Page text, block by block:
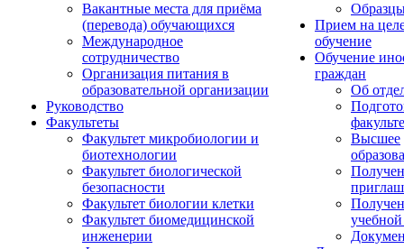
Вакантные места для приёма
(перевода) обучающихся
Международное
сотрудничество
Организация питания в
образовательной организации
Руководство
Факультеты
Факультет микробиологии и
биотехнологии
Факультет биологической
безопасности
Факультет биологии клетки
Факультет биомедицинской
инженерии
Прием на
обучение
Обучение
граждан
Об
Высшее